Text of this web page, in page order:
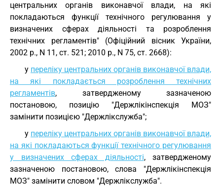
центральних органів виконавчої влади, на які
покладаються функції технічного регулювання у
визначених сферах діяльності та розроблення
технічних регламентів" (Офіційний вісник України,
2002 р., N 11, ст. 521; 2010 р., N 75, ст. 2668):
у переліку центральних органів виконавчої влади,
на які покладається розроблення технічних
регламентів, затвердженому зазначеною
постановою, позицію "Держлікінспекція МОЗ"
замінити позицією "Держлікслужба";
у переліку центральних органів виконавчої влади,
на які покладаються функції технічного регулювання
у визначених сферах діяльності, затвердженому
зазначеною постановою, слова "Держлікінспекція
МОЗ" замінити словом "Держлікслужба".